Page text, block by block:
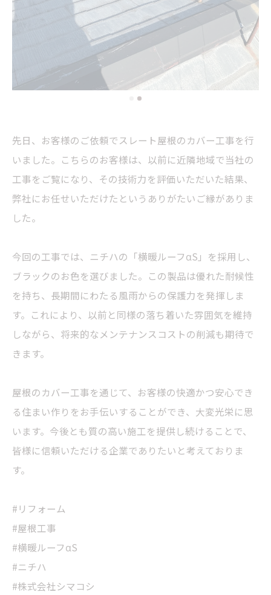
先日、お客様のご依頼でスレート屋根のカバー工事を行
いました。こちらのお客様は、以前に近隣地域で当社の
工事をご覧になり、その技術力を評価いただいた結果、
弊社にお任せいただけたというありがたいご縁がありま
した。
今回の工事では、ニチハの「横暖ルーフαS」を採用し、
ブラックのお色を選びました。この製品は優れた耐候性
を持ち、長期間にわたる風雨からの保護力を発揮しま
す。これにより、以前と同様の落ち着いた雰囲気を維持
しながら、将来的なメンテナンスコストの削減も期待で
きます。
屋根のカバー工事を通じて、お客様の快適かつ安心でき
る住まい作りをお手伝いすることができ、大変光栄に思
います。今後とも質の高い施工を提供し続けることで、
皆様に信頼いただける企業でありたいと考えておりま
す。
#リフォーム
#屋根工事
#横暖ルーフαS
#ニチハ
#株式会社シマコシ